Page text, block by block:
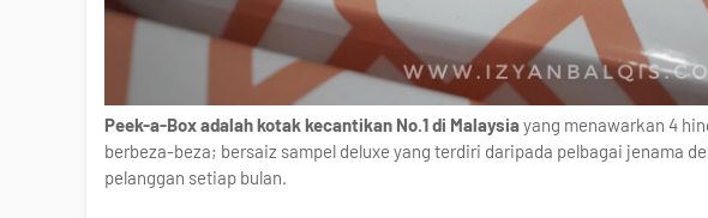
Peek-a-Box adalah kotak kecantikan No.1 di Malaysiayang menawarkan 4
berbeza-beza; bersaiz sampel deluxe yang terdiri daripada pelbagai jenama
pelanggan setiap bulan.